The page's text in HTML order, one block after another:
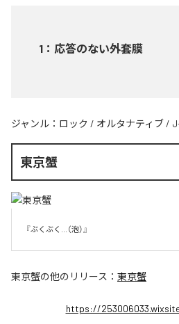
1 ： 応答のない外套膜
ジャンル： ロック / オルタナティブ /
東京蟹
『ぶくぶく...（泡）』
東京蟹の他のリリース： 東京蟹
https://